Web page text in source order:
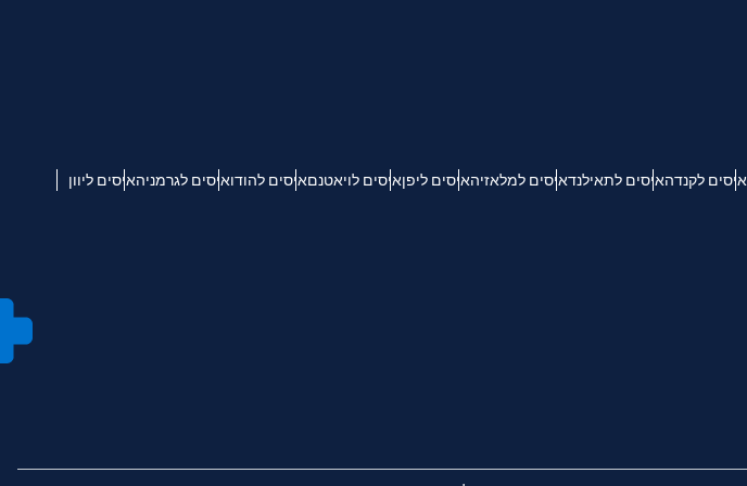
איסים לקנדהאיסים לתאילנדאיסים למלאזיהאיסים ליפןאיסים לויאטנםאיסים להודואיסים לגרמניהאיסים ליוון
简体中文